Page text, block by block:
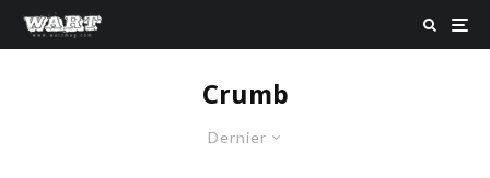
Crumb
Dernier